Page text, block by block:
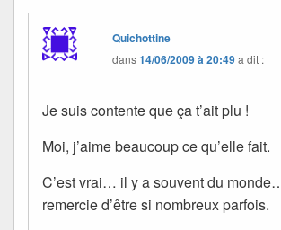
Quichottine
dans14/06/2009 à 20:49a dit :
Je suis contente que ça t’ait plu !
Moi, j’aime beaucoup ce qu’elle fait.
C’est vrai… il y a souvent du
remercie d’être si nombreux parfois.